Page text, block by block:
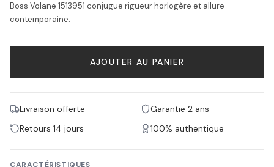
Boss Volane 1513951 conjugue rigueur horlogère et allure
contemporaine.
AJOUTER AU PANIER
Livraison offerte
Garantie 2 ans
Retours 14 jours
100% authentique
CARACTÉRISTIQUES